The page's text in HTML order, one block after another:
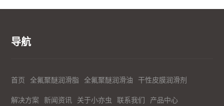
导航
首页 全氟聚醚润滑脂 全氟聚醚润滑油 干性皮膜润滑剂
解决方案 新闻资讯 关于小亦虫 联系我们 产品中心